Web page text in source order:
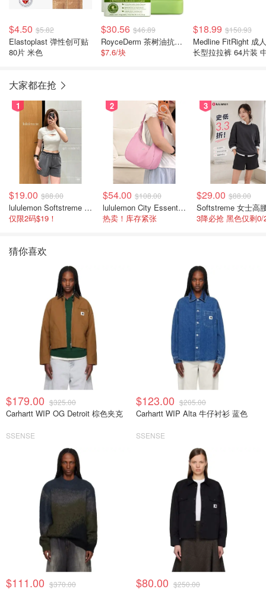
$4.50 $5.82
Elastoplast 弹性创可贴
80片 米色
$30.56 $46.89
RoyceDerm 茶树油抗真菌香皂
$7.6/块
$18.99 $150.93
Medline FitRight 成
长型拉拉裤 64片装
大家都在抢
1
$19.00 $88.00
lululemon Softstreme 女士高腰短裤 10cm
仅限2码$19！
2
$54.00 $108.00
lululemon City Essentials 肩背包 4L
热卖！库存紧张
3
$29.00 $88.00
猜你喜欢
$179.00 $325.00
Carhartt WIP OG Detroit 棕色夹克
SSENSE
$123.00 $205.00
Carhartt WIP Alta 牛仔衬衫 蓝色
SSENSE
$111.00 $370.00 $80.00 $250.00